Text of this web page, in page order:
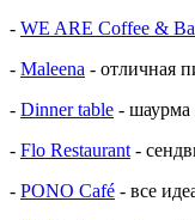
- WE ARE Coffee &
- Maleena - отличная
- Dinner table - шаурма
- Flo Restaurant -
- PONO Café - все